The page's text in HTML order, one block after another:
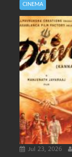
CINEMA
Jul 23, 2026